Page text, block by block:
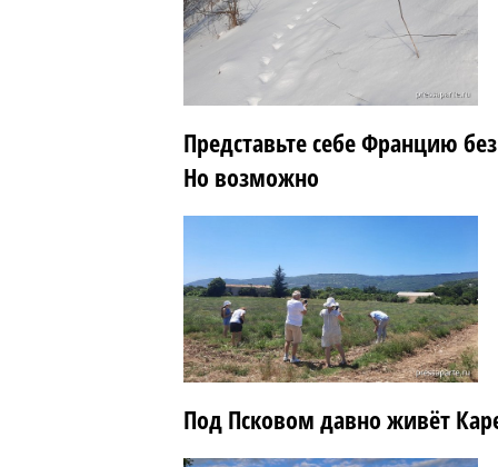
Представьте себе Францию
Но возможно
Под Псковом давно живёт